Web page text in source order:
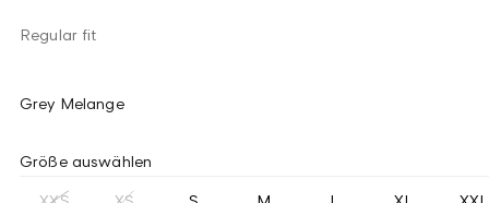
Regular fit
Grey Melange
Größe auswählen